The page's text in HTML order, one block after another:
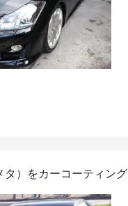
タ）をカーコーティング